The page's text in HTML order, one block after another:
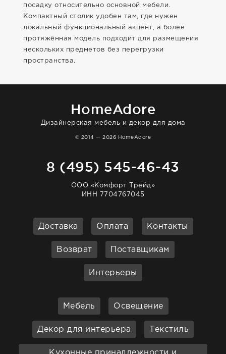
посадку относительно основной мебели.
Компактный столик удобен там, где нужен
локальный функциональный акцент, а более
протяжённая модель подходит для размещения
нескольких предметов без перегрузки
пространства.
HomeAdore
Дизайнерская мебель и декор для дома
© 2014 — 2026 HomeAdore
8 (495) 545-46-43
ООО «Комфорт Трейд»
ИНН 7704767045
Доставка Оплата Контакты
Возврат Поставщикам
Интерьеры
Мебель Освещение
Декор для интерьера Текстиль